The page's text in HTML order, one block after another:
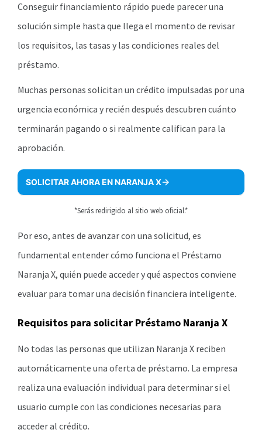
Conseguir financiamiento rápido puede parecer una
solución simple hasta que llega el momento de revisar
los requisitos, las tasas y las condiciones reales del
préstamo.
Muchas personas solicitan un crédito impulsadas por una
urgencia económica y recién después descubren cuánto
terminarán pagando o si realmente califican para la
aprobación.
SOLICITAR AHORA EN NARANJA X
*Serás redirigido al sitio web oficial.*
Por eso, antes de avanzar con una solicitud, es
fundamental entender cómo funciona el Préstamo
Naranja X, quién puede acceder y qué aspectos conviene
evaluar para tomar una decisión financiera inteligente.
Requisitos para solicitar Préstamo Naranja X
No todas las personas que utilizan Naranja X reciben
automáticamente una oferta de préstamo. La empresa
realiza una evaluación individual para determinar si el
usuario cumple con las condiciones necesarias para
acceder al crédito.